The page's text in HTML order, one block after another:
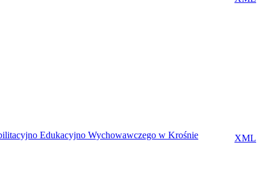
XML
Edukacyjno Wychowawczego w Krośnie